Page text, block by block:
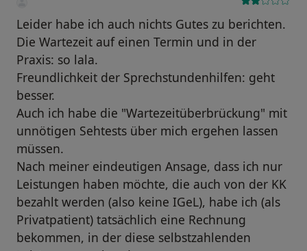
Leider habe ich auch nichts Gutes zu berichten.
Die Wartezeit auf einen Termin und in der
Praxis: so lala.
Freundlichkeit der Sprechstundenhilfen: geht
besser.
Auch ich habe die "Wartezeitüberbrückung" mit
unnötigen Sehtests über mich ergehen lassen
müssen.
Nach meiner eindeutigen Ansage, dass ich nur
Leistungen haben möchte, die auch von der KK
bezahlt werden (also keine IGeL), habe ich (als
Privatpatient) tatsächlich eine Rechnung
bekommen, in der diese selbstzahlenden